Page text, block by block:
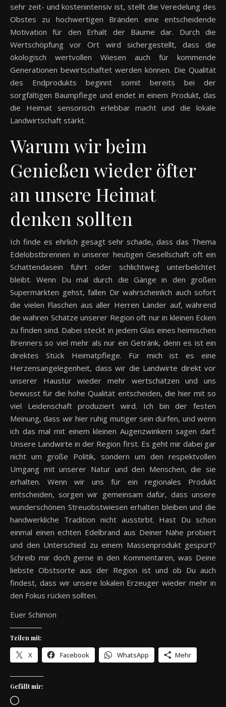
sehr zeit- und kostenintensiv ist, stellt die Veredelung des
Obstes zu hochwertigen Bränden eine entscheidende
Motivation für den Erhalt der Bäume dar. Durch die
Wertschöpfung vor Ort wird sichergestellt, dass die
ökologisch wertvollen Wiesen auch für kommende
Generationen bewirtschaftet werden können. Die Qualität
des Endprodukts beginnt somit bereits bei der
sorgfältigen Baumpflege und endet in einem Produkt, das
die Heimat sensorisch erlebbar macht und die lokale
Landwirtschaft stärkt.
Warum wir beim
Genießen wieder öfter
an unsere Heimat
denken sollten
Ich finde es ehrlich gesagt sehr schade, dass das Thema
Edelobstbrennen in unserer heutigen Gesellschaft oft ein
Schattendasein führt oder schlichtweg unterbelichtet
bleibt. Wenn Du mal durch die Gänge in den großen
Supermärkten gehst, fallen Dir wahrscheinlich auch sofort
die vielen Flaschen aus aller Herren Länder auf, während
die wahren Schätze unserer Region oft nur in kleinen Ecken
zu finden sind. Dabei steckt in jedem Glas eines heimischen
Brenners so viel mehr als nur ein Getränk, denn es ist ein
direktes Stück Heimatpflege. Für mich ist es eine
Herzensangelegenheit, dass wir die Landwirte direkt vor
unserer Haustür wieder mehr wertschätzen und uns
bewusst für die hohe Qualität entscheiden, die hier mit so
viel Leidenschaft produziert wird. Ich bin der festen
Meinung, dass wir hier ruhig mutiger sein dürfen, und wenn
ich das mal mit einem kleinen Augenzwinkern sagen darf:
Unsere Landwirte in der Region first. Es geht mir dabei gar
nicht um große Politik, sondern um den respektvollen
Umgang mit unserer Natur und den Menschen, die sie
erhalten. Wenn wir uns für ein regionales Produkt
entscheiden, sorgen wir gemeinsam dafür, dass unsere
wunderschönen Streuobstwiesen erhalten bleiben und die
handwerkliche Tradition nicht ausstirbt. Hast Du schon
einmal einen echten Edelbrand aus Deiner Nähe probiert
und den Unterschied zu einem Massenprodukt gespürt?
Schreib mir doch gerne in den Kommentaren, was Deine
liebste Obstsorte aus der Region ist und ob Du auch
findest, dass wir unsere lokalen Erzeuger wieder mehr in
den Fokus rücken sollten.
Euer Schimon
Teilen mit:
X Facebook WhatsApp Mehr
Gefällt mir:
Wird geladen …